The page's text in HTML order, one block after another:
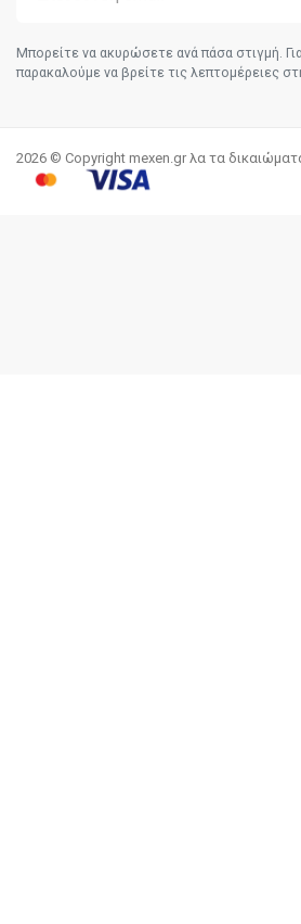
Μπορείτε να ακυρώσετε ανά πάσα στιγμή.
παρακαλούμε να βρείτε τις λεπτομέρειες
2026 © Copyright mexen.gr λα τα